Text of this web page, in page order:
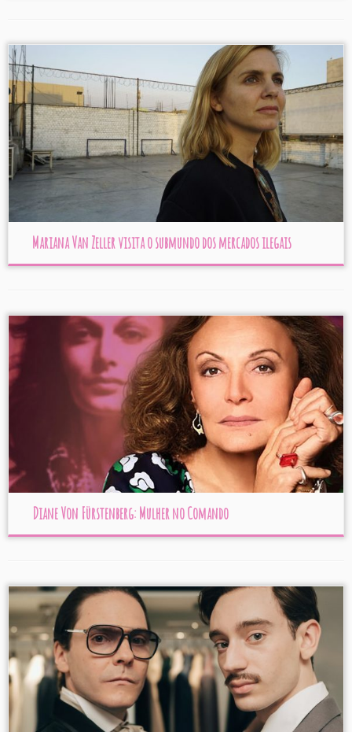
Mariana Van Zeller visita o submundo dos mercados ilegais
Diane Von Fürstenberg: Mulher no Comando